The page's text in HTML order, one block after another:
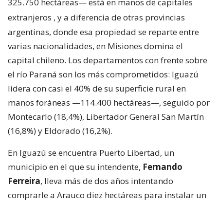
extranjeros , y a diferencia de otras provincias
argentinas, donde esa propiedad se reparte entre
varias nacionalidades, en Misiones domina el
capital chileno. Los departamentos con frente sobre
el río Paraná son los más comprometidos: Iguazú
lidera con casi el 40% de su superficie rural en
manos foráneas —114.400 hectáreas—, seguido por
Montecarlo (18,4%), Libertador General San Martín
(16,8%) y Eldorado (16,2%).
En Iguazú se encuentra Puerto Libertad, un
municipio en el que su intendente, Fernando
Ferreira, lleva más de dos años intentando
comprarle a Arauco diez hectáreas para instalar un